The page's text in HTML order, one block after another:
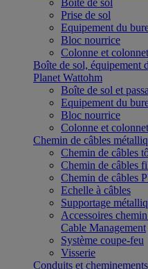
Boîte de sol
Prise de sol
Equipement du
Bloc nourrice
Colonne et
Boîte de sol, équipement
Planet Wattohm
Boîte de sol et
Equipement du
Bloc nourrice
Colonne et
Chemin de câbles
Chemin de câbles
Chemin de câbles
Chemin de câbles
Echelle à câbles
Supportage
Accessoires
Cable Management
Système coupe-feu
Visserie
Conduits et